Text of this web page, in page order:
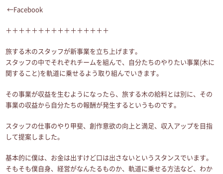
←Facebook
＋＋＋＋＋＋＋＋＋＋＋＋＋＋＋＋
旅する木のスタッフが新事業を立ち上げます。
スタッフの中でそれぞれチームを組んで、自分たちのやりたい事業(木に
関すること)を軌道に乗せるよう取り組んでいきます。
その事業が収益を生むようになったら、旅する木の給料とは別に、その
事業の収益から自分たちの報酬が発生するというものです。
スタッフの仕事のやり甲斐、創作意欲の向上と満足、収入アップを目指
して提案しました。
基本的に僕は、お金は出すけど口は出さないというスタンスでいます。
そもそも僕自身、経営がなんたるものか、軌道に乗せる方法など、わか